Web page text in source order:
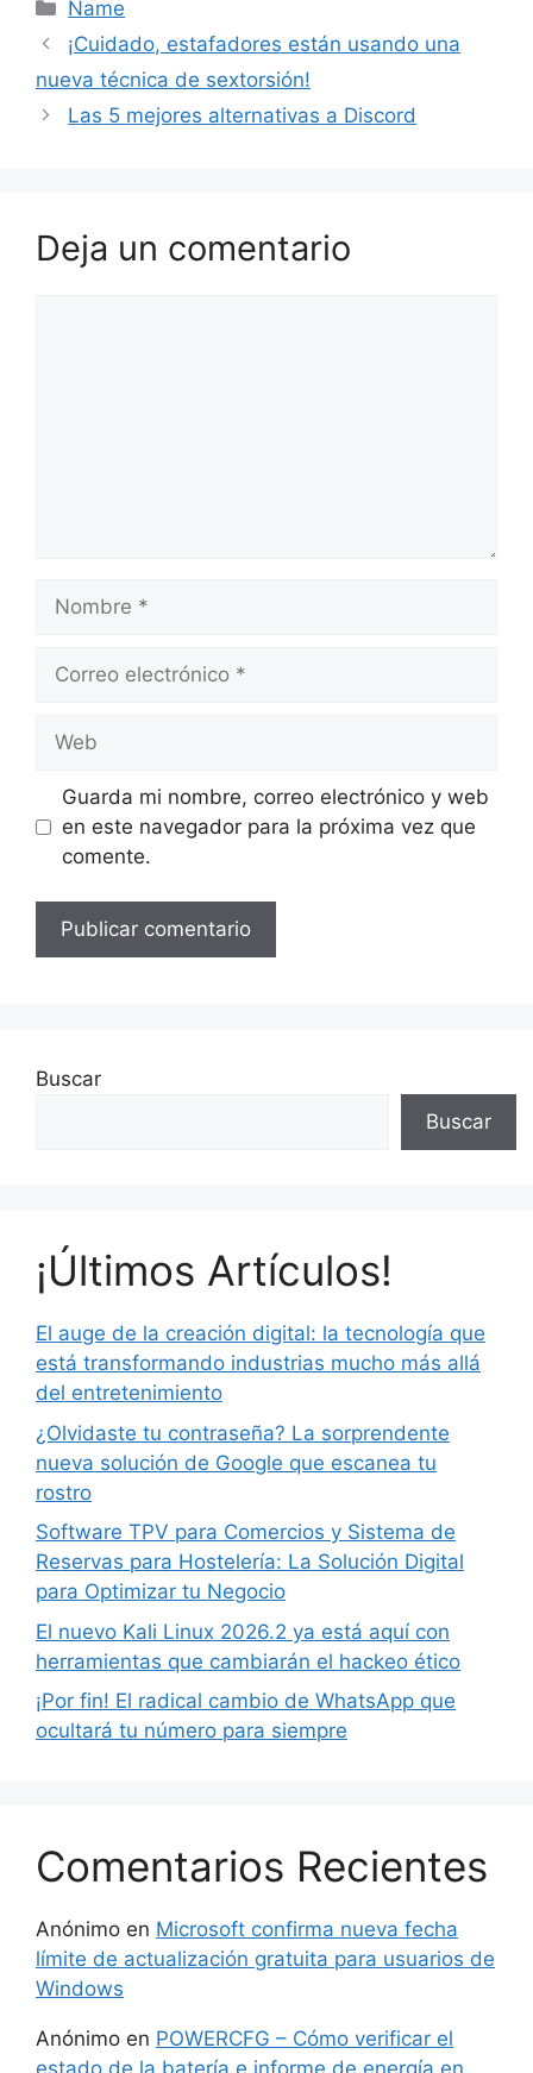
Name
¡Cuidado, estafadores están usando una
nueva técnica de sextorsión!
Las 5 mejores alternativas a Discord
Deja un comentario
electrónico
Guarda mi nombre, correo electrónico y web
en este navegador para la próxima vez que
comente.
Buscar
Buscar
¡Últimos Artículos!
El auge de la creación digital: la tecnología que
está transformando industrias mucho más allá
del entretenimiento
¿Olvidaste tu contraseña? La sorprendente
nueva solución de Google que escanea tu
rostro
Software TPV para Comercios y Sistema de
Reservas para Hostelería: La Solución Digital
para Optimizar tu Negocio
El nuevo Kali Linux 2026.2 ya está aquí con
herramientas que cambiarán el hackeo ético
¡Por fin! El radical cambio de WhatsApp que
ocultará tu número para siempre
Comentarios Recientes
Anónimo en Microsoft confirma nueva fecha
límite de actualización gratuita para usuarios de
Windows
Anónimo en POWERCFG – Cómo verificar el